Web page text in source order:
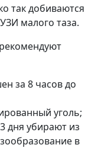
так добиваются
малого таза.
за 8 часов до
уголь;
дня убирают из
в